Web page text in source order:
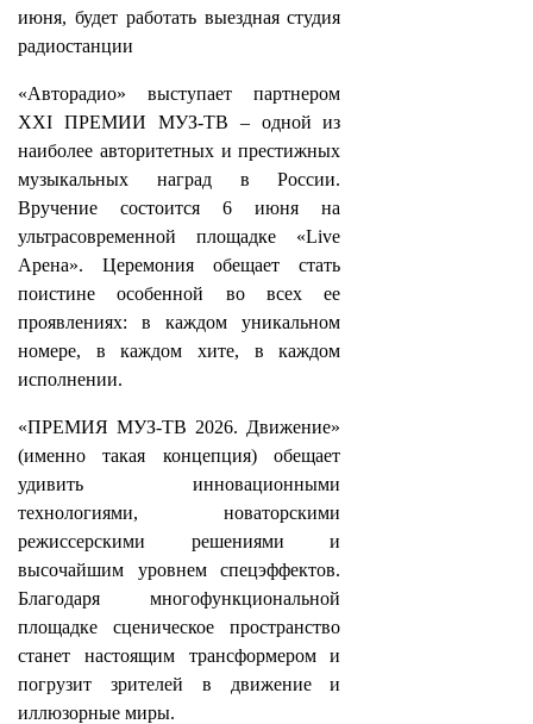
июня, будет работать выездная студия
радиостанции
«Авторадио» выступает партнером
XXI ПРЕМИИ МУЗ-ТВ – одной из
наиболее авторитетных и престижных
музыкальных наград в России.
Вручение состоится 6 июня на
ультрасовременной площадке «Live
Арена». Церемония обещает стать
поистине особенной во всех ее
проявлениях: в каждом уникальном
номере, в каждом хите, в каждом
исполнении.
«ПРЕМИЯ МУЗ-ТВ 2026. Движение»
(именно такая концепция) обещает
удивить инновационными
технологиями, новаторскими
режиссерскими решениями и
высочайшим уровнем спецэффектов.
Благодаря многофункциональной
площадке сценическое пространство
станет настоящим трансформером и
погрузит зрителей в движение и
иллюзорные миры.